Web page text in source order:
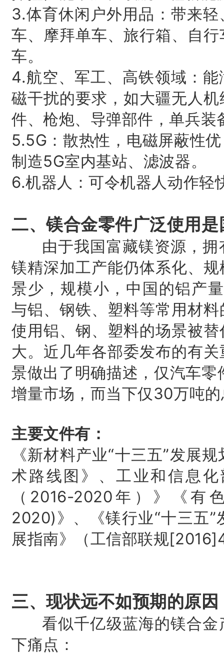
3.体育休闲户外用品：带来
车、摩拜单车、旅行箱、自
车。
4.航空、军工、高铁领域：
磁干扰的要求，如大疆无人
件、枪炮、导弹部件，单兵装
5.5G：散热性，电磁屏蔽性
制造5G室内基站、滤波器。
6.机器人：可令机器人动作轻
二、镁合金零件广泛使用
由于我国富藏镁资源，拥
镁精深加工产能仍体系化、
景少，规模小，中国的铝产
与铝、钢铁、塑料等常用材
使用铝、钢、塑料的场景被
大。近几年各部委发布的有
景做出了明确描述，仅汽车
增量市场，而当下仅30万吨
主要文件有：
《新材料产业“十三五”发展
术路线图》、工业和信息
（2016-2020年）》《有
2020)》、《镁行业“十三五
展指南》（工信部联规
三、现状远不如预期的原因
看似千亿级蓝海的镁合金
下痛点：